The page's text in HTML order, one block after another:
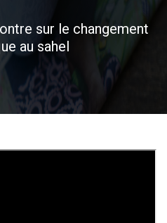
sur le changement
au sahel